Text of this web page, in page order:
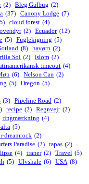
(2) Bleg Gulbug (2)
(37) Canopy Lodge (7)
cloud forest (4)
(2) Ecuador (12)
(5) Fuglekigning (5)
(8) havørn (2)
Sol (2) Islom (2)
timeout (4)
(6) Nelson Can (2)
(5) Oregon (5)
(3) Pipeline Road (2)
recipe (2) Regnvejr (2)
ringmærkning (4)
(5)
dreamrock (2)
Paradise (2) tapas (2)
(4) traner (2) Travel (5)
(5) Ulvshale (6) USA (8)